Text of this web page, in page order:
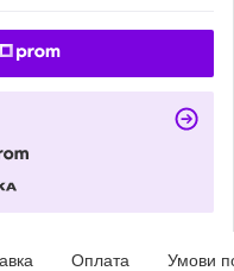
Оплата Умови